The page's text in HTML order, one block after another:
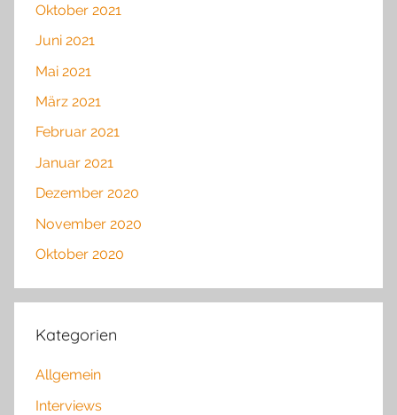
Oktober 2021
Juni 2021
Mai 2021
März 2021
Februar 2021
Januar 2021
Dezember 2020
November 2020
Oktober 2020
Kategorien
Allgemein
Interviews